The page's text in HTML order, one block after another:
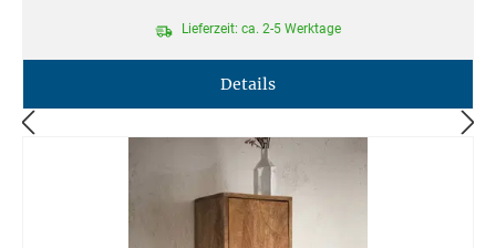
Lieferzeit: ca. 2-5 Werktage
Details